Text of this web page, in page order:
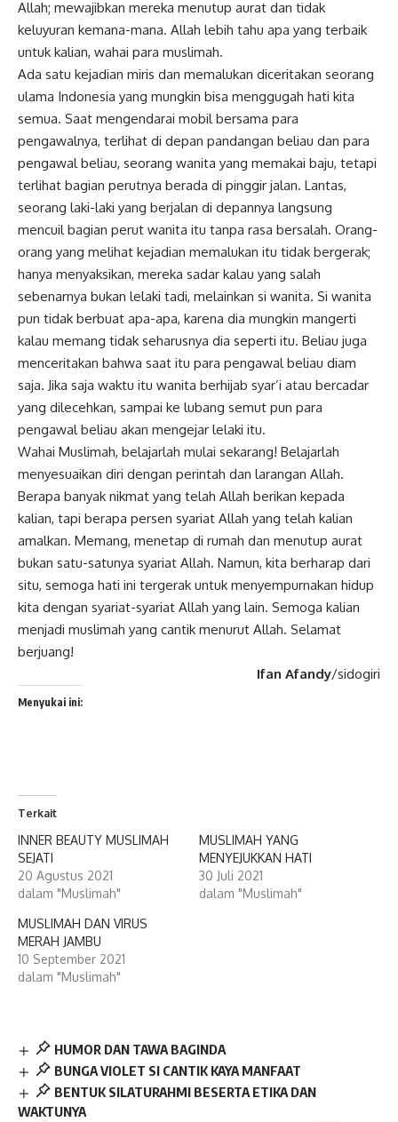
Allah; mewajibkan mereka menutup aurat dan tidak
keluyuran kemana-mana. Allah lebih tahu apa yang terbaik
untuk kalian, wahai para muslimah.
Ada satu kejadian miris dan memalukan diceritakan seorang
ulama Indonesia yang mungkin bisa menggugah hati kita
semua. Saat mengendarai mobil bersama para
pengawalnya, terlihat di depan pandangan beliau dan para
pengawal beliau, seorang wanita yang memakai baju, tetapi
terlihat bagian perutnya berada di pinggir jalan. Lantas,
seorang laki-laki yang berjalan di depannya langsung
mencuil bagian perut wanita itu tanpa rasa bersalah. Orang-
orang yang melihat kejadian memalukan itu tidak bergerak;
hanya menyaksikan, mereka sadar kalau yang salah
sebenarnya bukan lelaki tadi, melainkan si wanita. Si wanita
pun tidak berbuat apa-apa, karena dia mungkin mangerti
kalau memang tidak seharusnya dia seperti itu. Beliau juga
menceritakan bahwa saat itu para pengawal beliau diam
saja. Jika saja waktu itu wanita berhijab syar’i atau bercadar
yang dilecehkan, sampai ke lubang semut pun para
pengawal beliau akan mengejar lelaki itu.
Wahai Muslimah, belajarlah mulai sekarang! Belajarlah
menyesuaikan diri dengan perintah dan larangan Allah.
Berapa banyak nikmat yang telah Allah berikan kepada
kalian, tapi berapa persen syariat Allah yang telah kalian
amalkan. Memang, menetap di rumah dan menutup aurat
bukan satu-satunya syariat Allah. Namun, kita berharap dari
situ, semoga hati ini tergerak untuk menyempurnakan hidup
kita dengan syariat-syariat Allah yang lain. Semoga kalian
menjadi muslimah yang cantik menurut Allah. Selamat
berjuang!
Ifan Afandy/sidogiri
Menyukai ini:
Terkait
INNER BEAUTY MUSLIMAH
SEJATI
20 Agustus 2021
dalam "Muslimah"
MUSLIMAH YANG
MENYEJUKKAN HATI
30 Juli 2021
dalam "Muslimah"
MUSLIMAH DAN VIRUS
MERAH JAMBU
10 September 2021
dalam "Muslimah"
HUMOR DAN TAWA BAGINDA
BUNGA VIOLET SI CANTIK KAYA MANFAAT
BENTUK SILATURAHMI BESERTA ETIKA DAN
WAKTUNYA